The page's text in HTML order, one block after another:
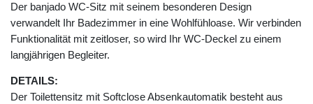
Der banjado WC-Sitz mit seinem besonderen Design
verwandelt Ihr Badezimmer in eine Wohlfühloase. Wir verbinden
Funktionalität mit zeitloser, so wird Ihr WC-Deckel zu einem
langjährigen Begleiter.
DETAILS:
Der Toilettensitz mit Softclose Absenkautomatik besteht aus